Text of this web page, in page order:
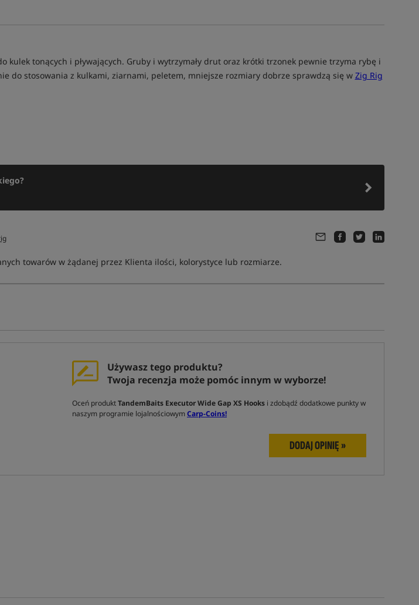
Tym produktem interesuje się:11 osób
kulek tonących i pływających. Gruby i wytrzymały drut oraz krótki trzonek pewnie trzyma rybę i
do stosowania z kulkami, ziarnami, peletem, mniejsze rozmiary dobrze sprawdzą się w Zig Rig
towarów w żądanej przez Klienta ilości, kolorystyce lub rozmiarze.
Używasz tego produktu?
Twoja recenzja może pomóc innym w wyborze!
Oceń produktTandemBaits Executor Wide Gap XS Hooks i zdobądź dodatkowe punkty w
naszym programie lojalnościowymCarp-Coins!
DODAJ OPINIĘ »